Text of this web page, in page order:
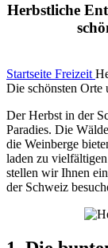
Herbstliche
Startseite Freizeit
Die schönsten Orte
Der Herbst in der
Paradies. Die
die Weinberge
laden zu
stellen wir Ihnen
der Schweiz